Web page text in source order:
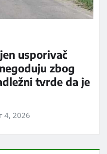
usporivač
zbog
tvrde da je
4, 2026